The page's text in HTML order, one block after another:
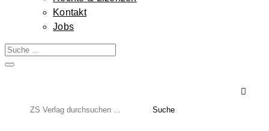
Kontakt
Jobs

nach: